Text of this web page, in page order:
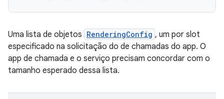
Uma lista de objetos RenderingConfig , um por slot
especificado na solicitação do de chamadas do app. O
app de chamada e o serviço precisam concordar com o
tamanho esperado dessa lista.